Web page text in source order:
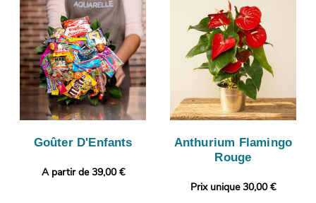
Goûter D'Enfants
A partir de 39,00 €
Anthurium Flamingo
Rouge
Prix unique 30,00 €